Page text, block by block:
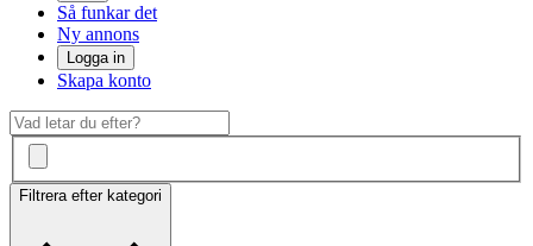
Så funkar det
Ny annons
Logga in
Skapa konto
Filtrera efter kategori